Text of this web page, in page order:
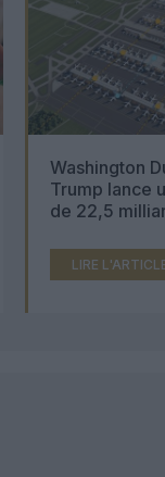
Washington
Trump lance
de 22,5
LIRE